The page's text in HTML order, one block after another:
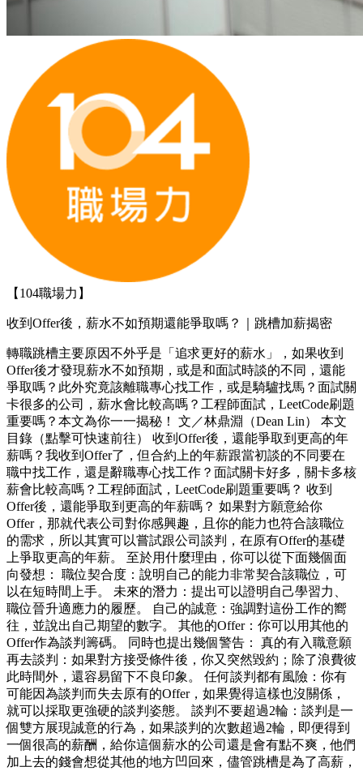
【104職場力】
收到Offer後，薪水不如預期還能爭取嗎？｜跳槽加薪揭密
轉職跳槽主要原因不外乎是「追求更好的薪水」，如果收到
Offer後才發現薪水不如預期，或是和面試時談的不同，還能
爭取嗎？此外究竟該離職專心找工作，或是騎驢找馬？面試關
卡很多的公司，薪水會比較高嗎？工程師面試，LeetCode刷題
重要嗎？本文為你一一揭秘！ 文／林鼎淵（Dean Lin） 本文
目錄（點擊可快速前往） 收到Offer後，還能爭取到更高的年
薪嗎？我收到Offer了，但合約上的年薪跟當初談的不同要在
職中找工作，還是辭職專心找工作？面試關卡好多，關卡多核
薪會比較高嗎？工程師面試，LeetCode刷題重要嗎？ 收到
Offer後，還能爭取到更高的年薪嗎？ 如果對方願意給你
Offer，那就代表公司對你感興趣，且你的能力也符合該職位
的需求，所以其實可以嘗試跟公司談判，在原有Offer的基礎
上爭取更高的年薪。 至於用什麼理由，你可以從下面幾個面
向發想： 職位契合度：說明自己的能力非常契合該職位，可
以在短時間上手。 未來的潛力：提出可以證明自己學習力、
職位晉升適應力的履歷。 自己的誠意：強調對這份工作的嚮
往，並說出自己期望的數字。 其他的Offer：你可以用其他的
Offer作為談判籌碼。 同時也提出幾個警告： 真的有入職意願
再去談判：如果對方接受條件後，你又突然毀約；除了浪費彼
此時間外，還容易留下不良印象。 任何談判都有風險：你有
可能因為談判而失去原有的Offer，如果覺得這樣也沒關係，
就可以採取更強硬的談判姿態。 談判不要超過2輪：談判是一
個雙方展現誠意的行為，如果談判的次數超過2輪，即便得到
一個很高的薪酬，給你這個薪水的公司還是會有點不爽，他們
加上去的錢會想從其他的地方凹回來，儘管跳槽是為了高薪，